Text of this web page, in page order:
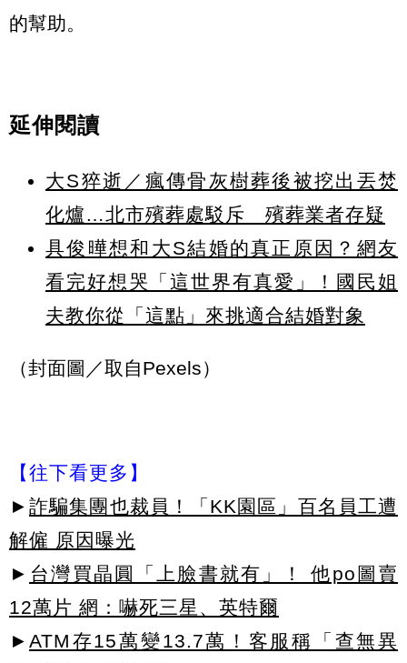
的幫助。
延伸閱讀
大S猝逝／瘋傳骨灰樹葬後被挖出丟焚
化爐…北市殯葬處駁斥 殯葬業者存疑
具俊曄想和大S結婚的真正原因？網友
看完好想哭「這世界有真愛」！國民姐
夫教你從「這點」來挑適合結婚對象
（封面圖／取自Pexels）
【往下看更多】
► 詐騙集團也裁員！「KK園區」百名員工遭
解僱 原因曝光
► 台灣買晶圓「上臉書就有」！ 他po圖賣
12萬片 網：嚇死三星、英特爾
► ATM存15萬變13.7萬！客服稱「查無異